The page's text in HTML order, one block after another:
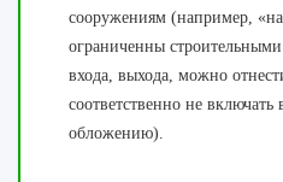
сооружениям (например,
ограниченны
входа, выхода, можно
соответственно не
обложению).